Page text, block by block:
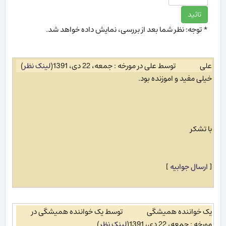
* توجه: نظر شما بعد از بررسی، نمایش داده خواهد شد.
علی توسط علی در مورخه : جمعه، 22 دی، 1391 (لینک نظر)
خیلی مفید و اموزنده بود.
با تشکر
[ارسال جوابیه]
یک خواننده همیشگی
توسط یک خواننده همیشگی در